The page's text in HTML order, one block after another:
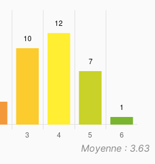
Moyenne : 3.63